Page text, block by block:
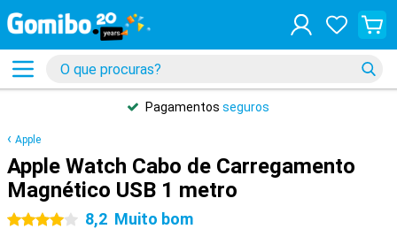
Pagamentos seguros
Apple
Apple Watch Cabo de Carregamento
Magnético USB 1 metro
4 estrelas
8,2 Muito bom